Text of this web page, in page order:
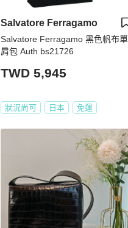
Salvatore Ferragamo
Salvatore Ferragamo 黑色帆布單
肩包 Auth bs21726
TWD 5,945
狀況尚可 日本 免運